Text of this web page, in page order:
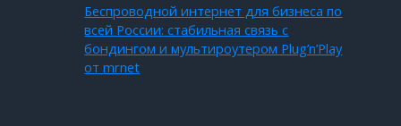
Беспроводной интернет для бизнеса по
всей России: стабильная связь с
бондингом и мультироутером Plug’n’Play
от mrnet